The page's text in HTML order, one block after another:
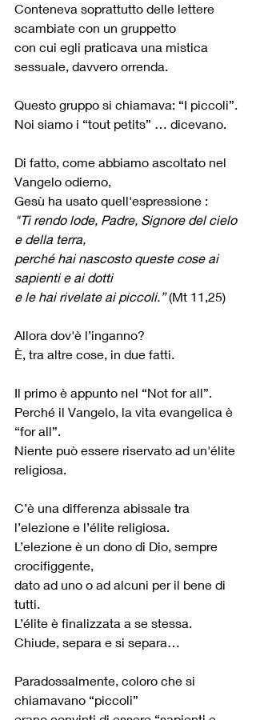
Conteneva soprattutto delle lettere
scambiate con un gruppetto
con cui egli praticava una mistica
sessuale, davvero orrenda.
Questo gruppo si chiamava: “I piccoli”.
Noi siamo i “tout petits” … dicevano.
Di fatto, come abbiamo ascoltato nel
Vangelo odierno,
Gesù ha usato quell'espressione :
"Ti rendo lode, Padre, Signore del cielo
e della terra,
perché hai nascosto queste cose ai
sapienti e ai dotti
e le hai rivelate ai piccoli.” (Mt 11,25)
Allora dov'è l’inganno?
È, tra altre cose, in due fatti.
Il primo è appunto nel “Not for all”.
Perché il Vangelo, la vita evangelica è
“for all”.
Niente può essere riservato ad un'élite
religiosa.
C’è una differenza abissale tra
l’elezione e l’élite religiosa.
L’elezione è un dono di Dio, sempre
crocifiggente,
dato ad uno o ad alcuni per il bene di
tutti.
L’élite è finalizzata a se stessa.
Chiude, separa e si separa…
Paradossalmente, coloro che si
chiamavano “piccoli”